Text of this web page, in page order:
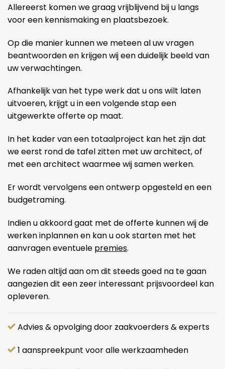
Allereerst komen we graag vrijblijvend bij u langs
voor een kennismaking en plaatsbezoek.
Op die manier kunnen we meteen al uw vragen
beantwoorden en krijgen wij een duidelijk beeld van
uw verwachtingen.
Afhankelijk van het type werk dat u ons wilt laten
uitvoeren, krijgt u in een volgende stap een
uitgewerkte offerte op maat.
In het kader van een totaalproject kan het zijn dat
we eerst rond de tafel zitten met uw architect, of
met een architect waarmee wij samen werken.
Er wordt vervolgens een ontwerp opgesteld en een
budgetraming.
Indien u akkoord gaat met de offerte kunnen wij de
werken inplannen en kan u ook starten met het
aanvragen eventuele premies.
We raden altijd aan om dit steeds goed na te gaan
aangezien dit een zeer interessant prijsvoordeel kan
opleveren.
Advies & opvolging door zaakvoerders & experts
1 aanspreekpunt voor alle werkzaamheden